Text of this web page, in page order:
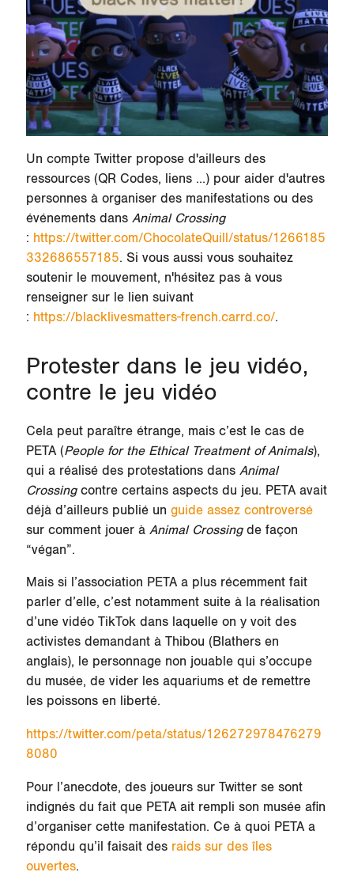
Un compte Twitter propose d'ailleurs des
ressources (QR Codes, liens ...) pour aider d'autres
personnes à organiser des manifestations ou des
événements dans Animal Crossing
: https://twitter.com/ChocolateQuill/status/1266185
332686557185. Si vous aussi vous souhaitez
soutenir le mouvement, n'hésitez pas à vous
renseigner sur le lien suivant
: https://blacklivesmatters-french.carrd.co/.
Protester dans le jeu vidéo,
contre le jeu vidéo
Cela peut paraître étrange, mais c’est le cas de
PETA (People for the Ethical Treatment of Animals),
qui a réalisé des protestations dansAnimal
Crossingcontre certains aspects du jeu. PETA avait
déjà d’ailleurs publié un guide assez controversé
sur comment jouer à Animal Crossingde façon
“végan”.
Mais si l’association PETA a plus récemment fait
parler d’elle, c’est notamment suite à la réalisation
d’une vidéo TikTok dans laquelle on y voit des
activistes demandant à Thibou (Blathers en
anglais), le personnage non jouable qui s’occupe
du musée, de vider les aquariums et de remettre
les poissons en liberté.
https://twitter.com/peta/status/126272978476279
8080
Pour l’anecdote, des joueurs sur Twitter se sont
indignés du fait que PETA ait rempli son musée afin
d’organiser cette manifestation. Ce à quoi PETA a
répondu qu’il faisait des raids sur des îles
ouvertes.